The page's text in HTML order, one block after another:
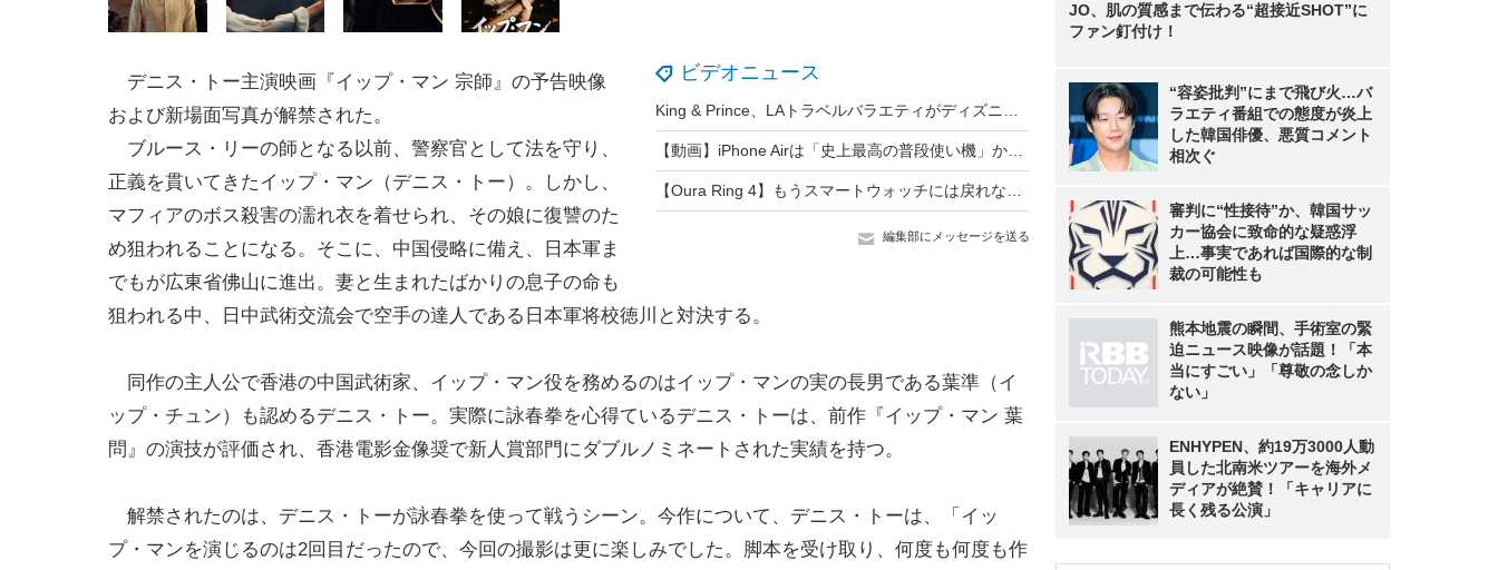
ビデオニュース
編集部にメッセージを送る
デニス・トー主演映画『イップ・マン 宗師』の予告映像
および新場面写真が解禁された。
ブルース・リーの師となる以前、警察官として法を守り、
正義を貫いてきたイップ・マン（デニス・トー）。しかし、
マフィアのボス殺害の濡れ衣を着せられ、その娘に復讐のた
め狙われることになる。そこに、中国侵略に備え、日本軍ま
でもが広東省佛山に進出。妻と生まれたばかりの息子の命も
狙われる中、日中武術交流会で空手の達人である日本軍将校徳川と対決する。
同作の主人公で香港の中国武術家、イップ・マン役を務めるのはイップ・マンの実の長男である葉準（イ
ップ・チュン）も認めるデニス・トー。実際に詠春拳を心得ているデニス・トーは、前作『イップ・マン 葉
問』の演技が評価され、香港電影金像奨で新人賞部門にダブルノミネートされた実績を持つ。
解禁されたのは、デニス・トーが詠春拳を使って戦うシーン。今作について、デニス・トーは、「イッ
プ・マンを演じるのは2回目だったので、今回の撮影は更に楽しみでした。脚本を受け取り、何度も何度も作
JO、肌の質感まで伝わる“超接近SHOT”に
ファン釘付け！
“容姿批判”にまで飛び火…バ
ラエティ番組での態度が炎上
した韓国俳優、悪質コメント
相次ぐ
審判に“性接待”か、韓国サッ
カー協会に致命的な疑惑浮
上…事実であれば国際的な制
裁の可能性も
熊本地震の瞬間、手術室の緊
迫ニュース映像が話題！「本
当にすごい」「尊敬の念しか
ない」
ENHYPEN、約19万3000人動
員した北南米ツアーを海外メ
ディアが絶賛！「キャリアに
長く残る公演」